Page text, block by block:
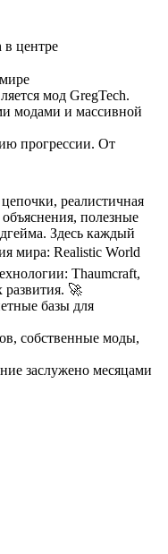
центре
мод GregTech.
модами и массивной
прогрессии. От
реалистичная
полезные
Здесь каждый
мира: Realistic World
Thaumcraft,
🚀
базы для
собственные моды,
заслужено месяцами